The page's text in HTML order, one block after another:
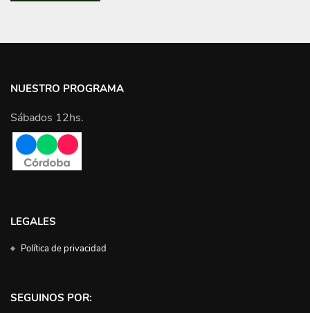
NUESTRO PROGRAMA
Sábados 12hs.
LEGALES
Política de privacidad
SEGUINOS POR: